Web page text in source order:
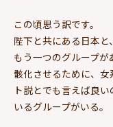
この頃思う訳です。
陛下と共にある日本
もう一つのグループ
骸化させるために、
ト説とでも言えば良
いるグループがいる。